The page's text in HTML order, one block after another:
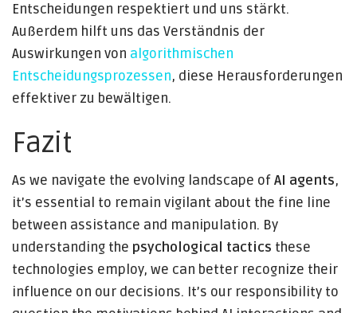
Entscheidungen respektiert und uns stärkt.
Außerdem hilft uns das Verständnis der
Auswirkungen von algorithmischen
Entscheidungsprozessen, diese Herausforderungen
effektiver zu bewältigen.
Fazit
As we navigate the evolving landscape ofAI agents,
it’s essential to remain vigilant about the fine line
between assistance and manipulation. By
understanding the psychological tactics these
technologies employ, we can better recognize their
influence on our decisions. It’s our responsibility to